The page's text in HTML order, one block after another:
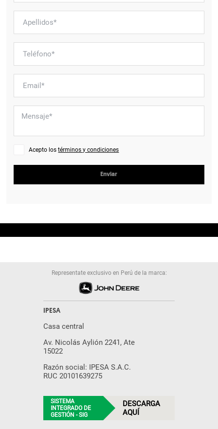
Acepto lostérminos y condiciones
Enviar
Representate exclusivo en Perú de la marca:
IPESA
Casa central
Av. Nicolás Aylión 2241, Ate
15022
Razón social: IPESA S.A.C.
RUC 20101639275
SISTEMA
INTEGRADO DE
GESTIÓN - SIG
DESCARGA
AQUÍ